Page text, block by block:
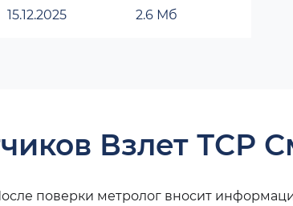
15.12.2025 2.6 Мб
Взлет ТСР
поверки метролог вносит